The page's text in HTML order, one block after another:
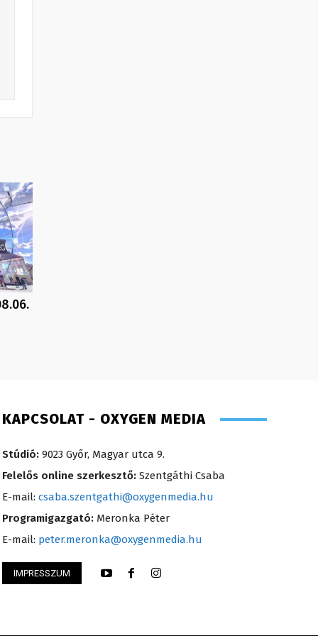
KAPCSOLAT - OXYGEN MEDIA
Stúdió: 9023 Győr, Magyar utca 9.
Felelős online szerkesztő: Szentgáthi Csaba
E-mail: csaba.szentgathi@oxygenmedia.hu
Programigazgató: Meronka Péter
E-mail: peter.meronka@oxygenmedia.hu
IMPRESSZUM